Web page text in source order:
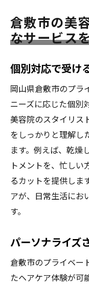
倉敷市の美
なサービス
個別対応で受け
岡山県倉敷市のプラ
ニーズに応じた個別
美容院のスタイリス
をしっかりと理解し
ます。例えば、乾燥
トメントを、忙しい
るカットを提供しま
アが、日常生活にお
す。
パーソナライズ
倉敷市のプライベー
たヘアケア体験が可